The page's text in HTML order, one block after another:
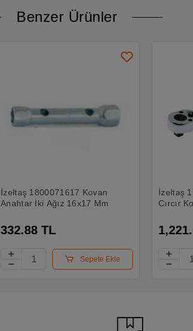
Benzer Ürünler
İzeltaş 1800071617 Kovan
Anahtar İki Ağız 16x17 Mm
332.88 TL
Sepete Ekle
İzeltaş
Cırcır